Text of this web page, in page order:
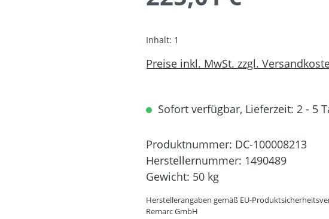
Inhalt: 1
Preise inkl. MwSt. zzgl.
Sofort verfügbar, Lieferzeit: 2 - 5
Produktnummer: DC-100008213
Herstellernummer: 1490489
Gewicht: 50 kg
Herstellerangaben gemäß EU-
Remarc GmbH